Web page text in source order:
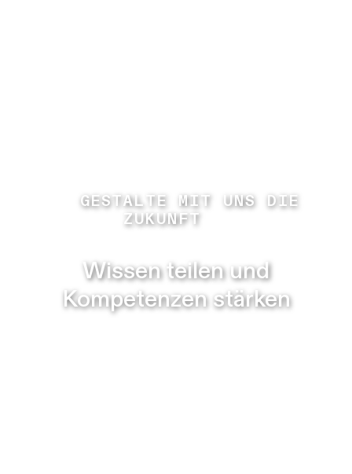
GESTALTE MIT UNS DIE
ZUKUNFT
Wissen teilen und
Kompetenzen stärken